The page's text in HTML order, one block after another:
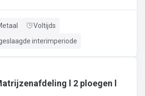
onze projecten.Je werkt samen met
van Atelierverantwoordelijke.
Voltijds
interimperiode
l 2 ploegen l